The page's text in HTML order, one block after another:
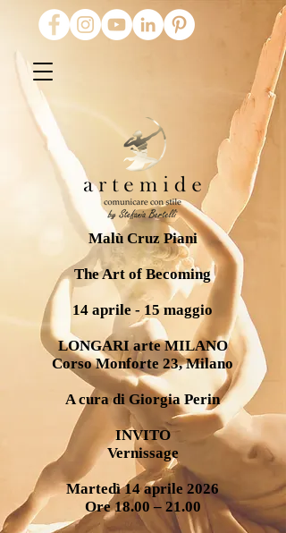
Malù Cruz Piani
The Art of Becoming
14 aprile - 15 maggio
LONGARI arte MILANO
Corso Monforte 23, Milano
A cura di Giorgia Perin
INVITO
Vernissage
Martedì 14 aprile 2026
Ore 18.00 – 21.00